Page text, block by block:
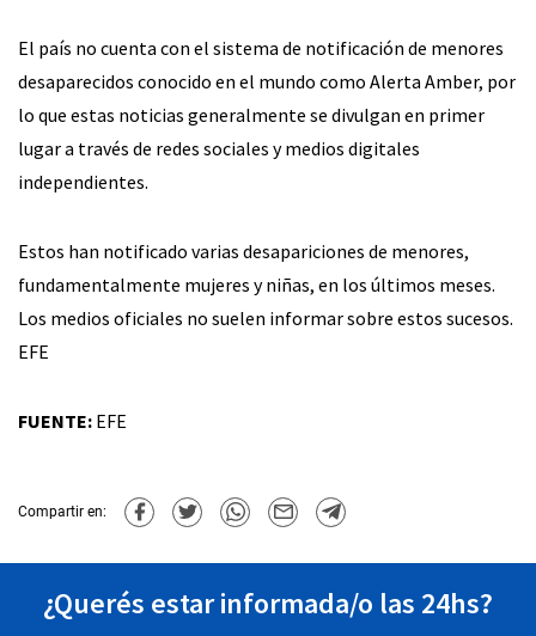
El país no cuenta con el sistema de notificación de menores
desaparecidos conocido en el mundo como Alerta Amber, por
lo que estas noticias generalmente se divulgan en primer
lugar a través de redes sociales y medios digitales
independientes.
Estos han notificado varias desapariciones de menores,
fundamentalmente mujeres y niñas, en los últimos meses.
Los medios oficiales no suelen informar sobre estos sucesos.
EFE
FUENTE: EFE
Compartir en:
¿Querés estar informada/o las 24hs?